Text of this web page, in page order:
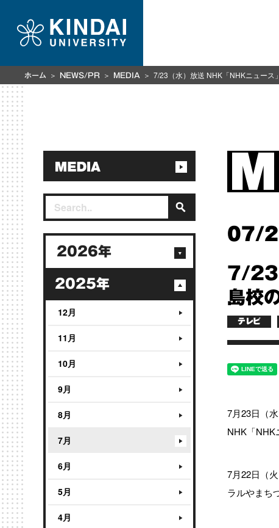
ホーム NEWS/PR MEDIA 7/23（水）放送 NHK「NHKニュース
07/23
7/23
島校
テレビ
7月23日（水
NHK「NHK
7月22日（
ラルやまち
2026年
2025年
12月
11月
10月
9月
8月
7月
6月
5月
4月